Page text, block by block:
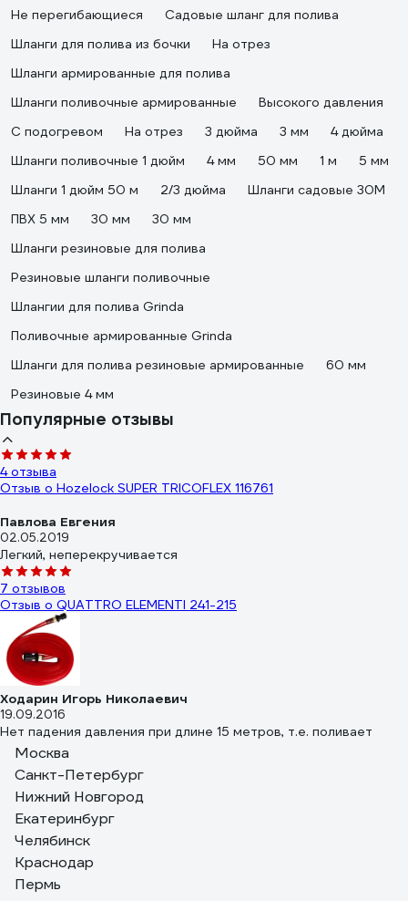
Не перегибающиеся
Садовые шланг для полива
Шланги для полива из бочки
На отрез
Шланги армированные для полива
Шланги поливочные армированные
Высокого давления
С подогревом
На отрез 3 дюйма 3 мм
4 дюйма
Шланги поливочные 1 дюйм
4 мм 50 мм 1 м
5 мм
Шланги 1 дюйм 50 м
2/3 дюйма
Шланги садовые 30М
ПВХ 5 мм
30 мм
30 мм
Шланги резиновые для полива
Резиновые шланги поливочные
Шлангии для полива Grinda
Поливочные армированные Grinda
Шланги для полива резиновые армированные
60 мм
Резиновые 4 мм
Популярные отзывы
4 отзыва
Отзыв о Hozelock SUPER TRICOFLEX 116761
Павлова Евгения
02.05.2019
Легкий, неперекручивается
7 отзывов
Отзыв о QUATTRO ELEMENTI 241-215
Ходарин Игорь Николаевич
19.09.2016
Нет падения давления при длине 15 метров, т.е. поливает
равномерно по всей длине. При двух атмосферах на входе
дает ширину зоны полива примерно 4 метра (по 2 метра в
каждую сторону от шланга). При четырех атмосферах дает
где-то 6 метров. Легко раскладывается, не хрупкий.
32 отзыва
Отзыв о QUATTRO ELEMENTI 241-222
23.05.2019
Недорогой, можно легко коммутировать с помощью
Москва
Санкт-Петербург
Нижний Новгород
Екатеринбург
Челябинск
Краснодар
Пермь